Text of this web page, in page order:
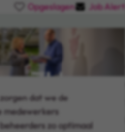
Opgeslagen Job Alert
ZIJ naar
dat we de
medewerkers
zo optimaal